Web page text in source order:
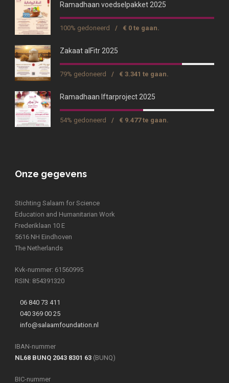
Ramadhaan voedselpakket 2025
100% gedoneerd / € 0 te gaan.
Zakaat alFitr 2025
79% gedoneerd / € 3.341 te gaan.
Ramadhaan Iftarproject 2025
54% gedoneerd / € 9.477 te gaan.
Onze gegevens
Stichting Salaam for Science
Education and Humanitarian Work
Frederiklaan 10 E
5616 NH Eindhoven
The Netherlands
Kvk-nummer: 61560995
RSIN: 854391320
06 840 73 411
040 369 00 25
info@salaamfoundation.nl
IBAN-nummer
NL68 BUNQ 2043 8301 63 (BUNQ)
BIC-nummer